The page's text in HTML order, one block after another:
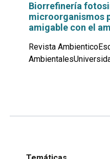
Biorrefinería
microorganismos
amigable con el
Revista